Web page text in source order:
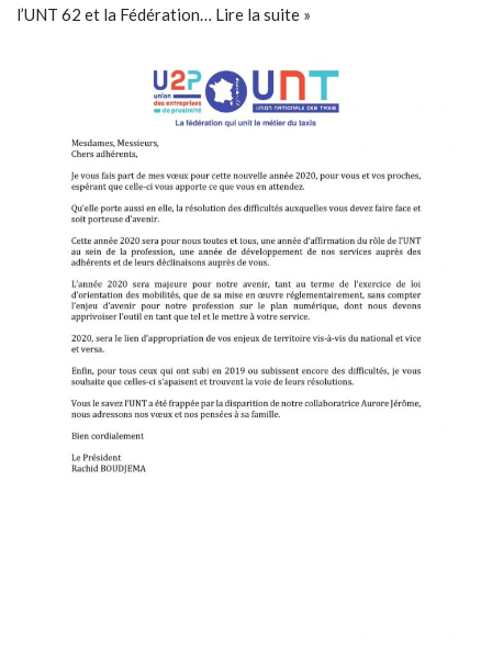
l’UNT 62 et la Fédération… Lire la suite »